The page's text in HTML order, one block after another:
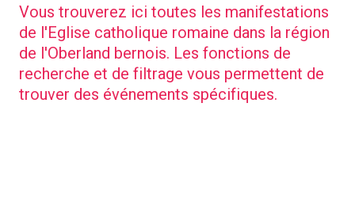
Vous trouverez ici toutes les manifestations
de l'Eglise catholique romaine dans la région
de l'Oberland bernois. Les fonctions de
recherche et de filtrage vous permettent de
trouver des événements spécifiques.